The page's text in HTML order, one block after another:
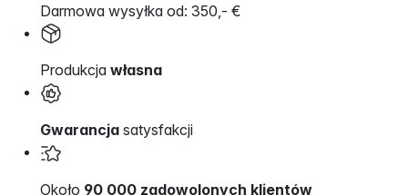
Darmowa wysyłka od: 350,- €
Produkcja własna
Gwarancja satysfakcji
Około 90 000 zadowolonych klientów